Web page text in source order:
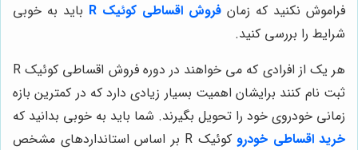
فراموش نکنید که زمان فروش اقساطی کوئیک R
باید به خوبی
شرایط را بررسی کنید.
هر یک از افرادی که می خواهند در دوره فروش اقساطی کوئیک R
ثبت نام کنند برایشان اهمیت بسیار زیادی دارد که در کمترین بازه
زمانی خودروی خود را تحویل بگیرند. شما باید به خوبی بدانید که
خرید اقساطی خودرو
کوئیک R بر اساس استانداردهای مشخص